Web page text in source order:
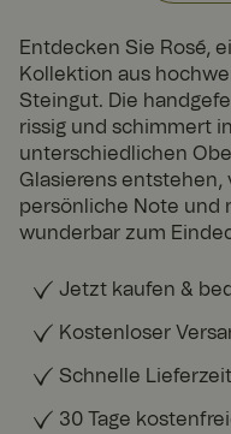
Entdecken Sie Rosé,
Kollektion aus
Steingut. Die
rissig und schimmert
unterschiedlichen
Glasierens
persönliche Note und
wunderbar zum
Jetzt kaufen &
Kostenloser
Schnelle
30 Tage